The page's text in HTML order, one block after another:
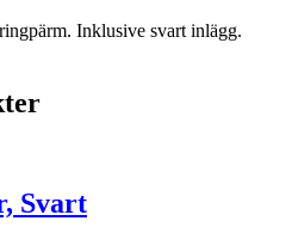
Inklusive svart inlägg.
Svart